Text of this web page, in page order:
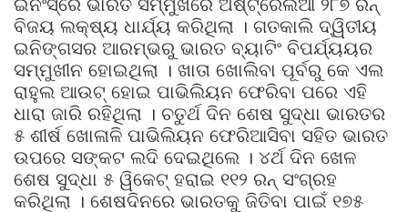
ବିଜୟ ଲକ୍ଷ୍ୟ ଧାର୍ଯ୍ୟ କରିଥିଲା । ଗତକାଲି ଦ୍ୱିତୀୟ
ଇନିଙ୍ଗସର ଆରମ୍ଭରୁ ଭାରତ ବ୍ୟାଟିଂ ବିପର୍ଯ୍ୟୟର
ସମ୍ମୁଖୀନ ହୋଇଥିଲା । ଖାତା ଖୋଲିବା ପୂର୍ବରୁ କେ ଏଲ
ରାହୁଲ ଆଉଟ୍‌ ହୋଇ ପାଭିଲିୟନ ଫେରିବା ପରେ ଏହି
ଧାରା ଜାରି ରହିଥିଲା । ଚତୁର୍ଥ ଦିନ ଶେଷ ସୁଦ୍ଧା ଭାରତର
୫ ଶୀର୍ଷ ଖୋଳାଳି ପାଭିଲିୟନ ଫେରିଆସିବା ସହିତ ଭାରତ
ଉପରେ ସଙ୍କଟ ଲଦି ଦେଇଥିଲେ । ୪ର୍ଥ ଦିନ ଖେଳ
ଶେଷ ସୁଦ୍ଧା ୫ ୱିକେଟ୍‌ ହରାଇ ୧୧୨ ରନ୍‌ ସଂଗ୍ରହ
କରିଥିଲା । ଶେଷଦିନରେ ଭାରତକୁ ଜିତିବା ପାଇଁ ୧୭୫